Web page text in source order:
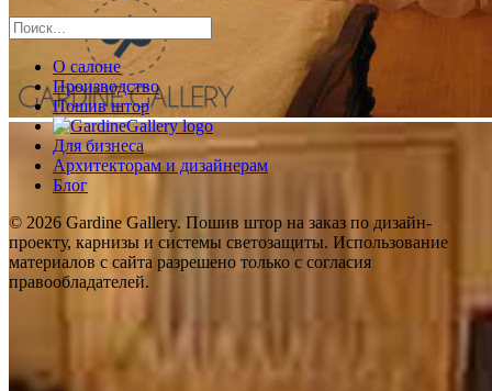
О салоне
Производство
Пошив штор
Для бизнеса
Архитекторам и дизайнерам
Блог
© 2026 Gardine Gallery. Пошив штор на заказ по дизайн-
проекту, карнизы и системы светозащиты. Использование
материалов с сайта разрешено только с согласия
правообладателей.